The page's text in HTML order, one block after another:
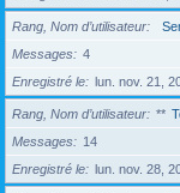
Rang, Nom d’utilisateur
Messages
4
Enregistré le
lun. nov. 21,
Rang, Nom d’utilisateur **
Messages
14
Enregistré le
lun. nov. 28,